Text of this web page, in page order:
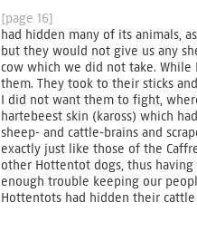
[page 16]
had hidden many of its animals,
but they would not give us any
cow which we did not take.
them. They took to their sticks
I did not want them to fight,
hartebeest skin (kaross) which
sheep- and cattle-brains and
exactly just like those of the
other Hottentot dogs, thus having
enough trouble keeping our
Hottentots had hidden their